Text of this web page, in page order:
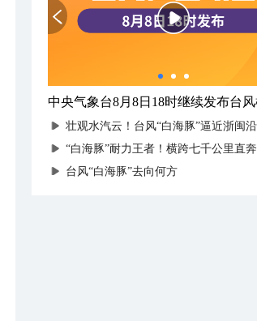
壮观水汽云！台风“白海豚”逼近浙闽
“白海豚”耐力王者！横跨七千公里直
台风“白海豚”去向何方